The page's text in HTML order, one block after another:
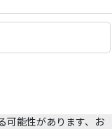
可能性があります、お